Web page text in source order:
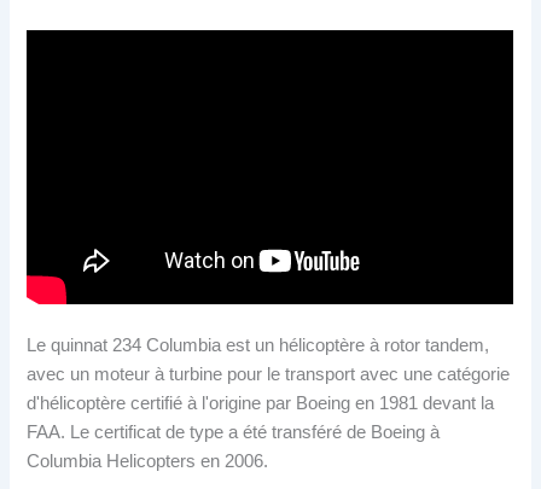
Le quinnat 234 Columbia est un hélicoptère à rotor tandem,
avec un moteur à turbine pour le transport avec une catégorie
d'hélicoptère certifié à l'origine par Boeing en 1981 devant la
FAA. Le certificat de type a été transféré de Boeing à
Columbia Helicopters en 2006.